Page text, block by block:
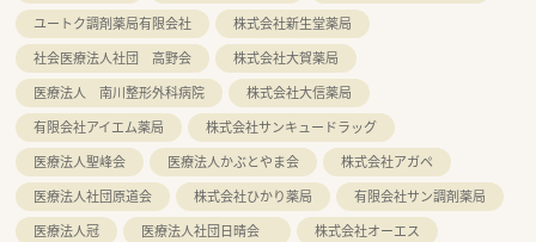
ユートク調剤薬局有限会社
株式会社新生堂薬局
社会医療法人社団 高野会
株式会社大賀薬局
医療法人 南川整形外科病院
株式会社大信薬局
有限会社アイエム薬局
株式会社サンキュードラッグ
医療法人聖峰会
医療法人かぶとやま会
株式会社アガペ
医療法人社団原道会
株式会社ひかり薬局
有限会社サン調剤薬局
医療法人冠
医療法人社団日晴会
株式会社オーエス